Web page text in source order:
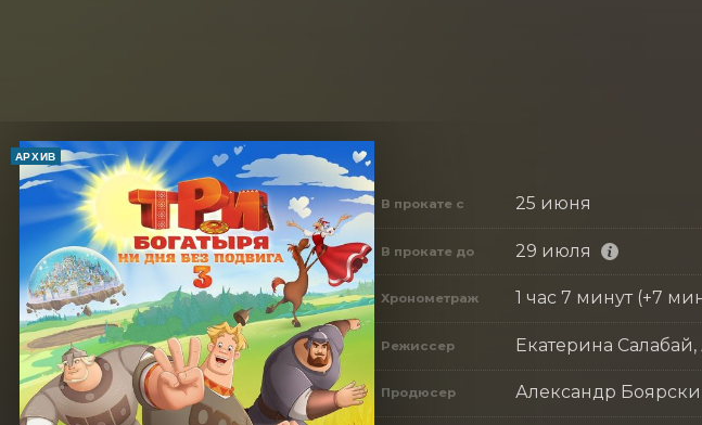
АРХИВ
В прокате с 25 июня
В прокате до 29 июля
Хронометраж 1 час 7 минут (+7
Режиссер Екатерина
Продюсер Александр